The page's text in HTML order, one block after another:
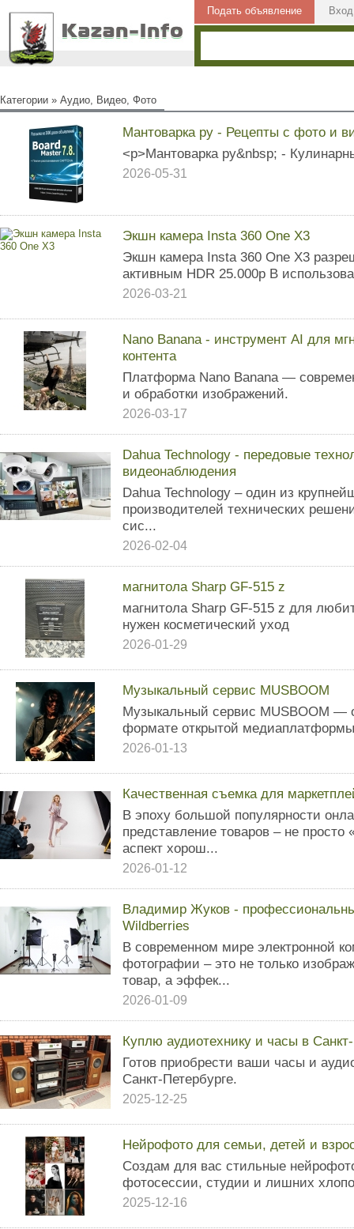
Подать объявление Вход
Категории » Аудио, Видео, Фото
Мантоварка ру - Рецепты с фото и
<p>Мантоварка ру&nbsp; -
2026-05-31
Экшн камера Insta 360 One X3
Экшн камера Insta 360 One X3
активным HDR 25.000р В
2026-03-21
Nano Banana - инструмент AI для
контента
Платформа Nano Banana —
и обработки изображений.
2026-03-17
Dahua Technology - передовые
видеонаблюдения
Dahua Technology – один из
производителей технических
сис...
2026-02-04
магнитола Sharp GF-515 z
магнитола Sharp GF-515 z для
нужен косметический уход
2026-01-29
Музыкальный сервис MUSBOOM
Музыкальный сервис MUSBOOM —
формате открытой
2026-01-13
Качественная съемка для
В эпоху большой популярности
представление товаров – не
аспект хорош...
2026-01-12
Владимир Жуков -
Wildberries
В современном мире электронной
фотографии – это не только
товар, а эффек...
2026-01-09
Куплю аудиотехнику и часы в
Готов приобрести ваши часы и
Санкт-Петербурге.
2025-12-25
Нейрофото для семьи, детей и
Создам для вас стильные
фотосессии, студии и лишних
2025-12-16